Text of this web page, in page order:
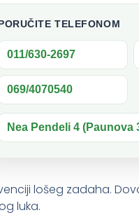
TELEFONOM
011/630-2697
069/4070540
Nea Pendeli 4
i krvnih sudova.
U slučaju
gvožđem, njegova
lošeg zadaha.
luka.